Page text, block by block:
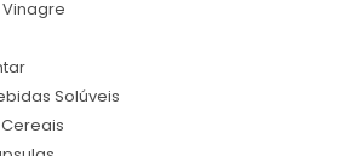
Solúveis